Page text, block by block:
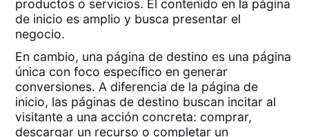
productos o servicios. El contenido en la página
de inicio es amplio y busca presentar el
negocio.
En cambio, una página de destino es una página
única con foco específico en generar
conversiones. A diferencia de la página de
inicio, las páginas de destino buscan incitar al
visitante a una acción concreta: comprar,
descargar un recurso o completar un